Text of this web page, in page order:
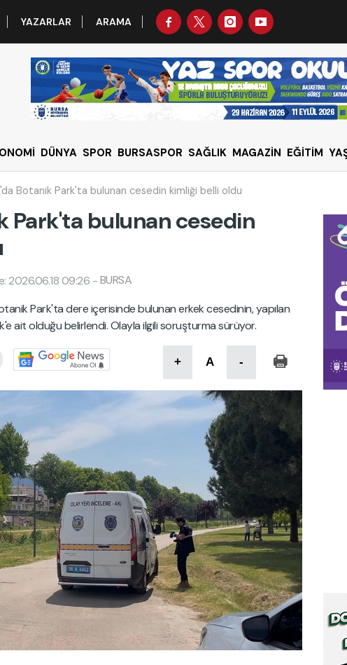
YAZARLAR ARAMA
DÜNYA SPOR BURSASPOR SAĞLIK MAGAZİN EĞİTİM
Botanik Park'ta bulunan cesedin kimliği belli oldu
Park'ta bulunan cesedin
2026.06.18 09:26 -BURSA
Park'ta dere içerisinde bulunan erkek cesedinin, yapılan
ait olduğu belirlendi. Olayla ilgili soruşturma sürüyor.
+ A -